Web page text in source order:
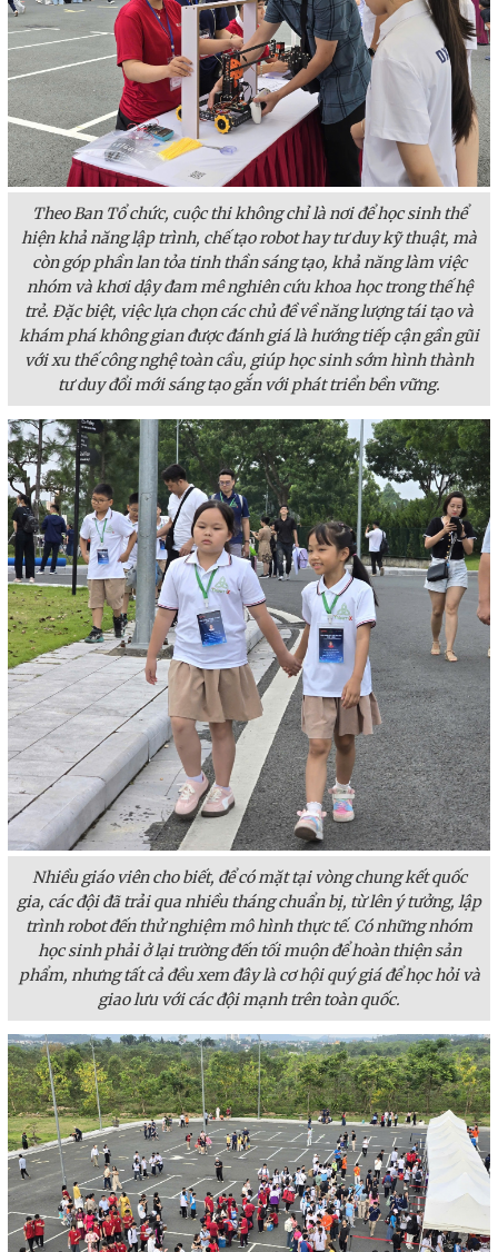
Theo Ban Tổ chức, cuộc thi không chỉ là nơi để học sinh thể
hiện khả năng lập trình, chế tạo robot hay tư duy kỹ thuật, mà
còn góp phần lan tỏa tinh thần sáng tạo, khả năng làm việc
nhóm và khơi dậy đam mê nghiên cứu khoa học trong thế hệ
trẻ. Đặc biệt, việc lựa chọn các chủ đề về năng lượng tái tạo và
khám phá không gian được đánh giá là hướng tiếp cận gần gũi
với xu thế công nghệ toàn cầu, giúp học sinh sớm hình thành
tư duy đổi mới sáng tạo gắn với phát triển bền vững.
Nhiều giáo viên cho biết, để có mặt tại vòng chung kết quốc
gia, các đội đã trải qua nhiều tháng chuẩn bị, từ lên ý tưởng, lập
trình robot đến thử nghiệm mô hình thực tế. Có những nhóm
học sinh phải ở lại trường đến tối muộn để hoàn thiện sản
phẩm, nhưng tất cả đều xem đây là cơ hội quý giá để học hỏi và
giao lưu với các đội mạnh trên toàn quốc.